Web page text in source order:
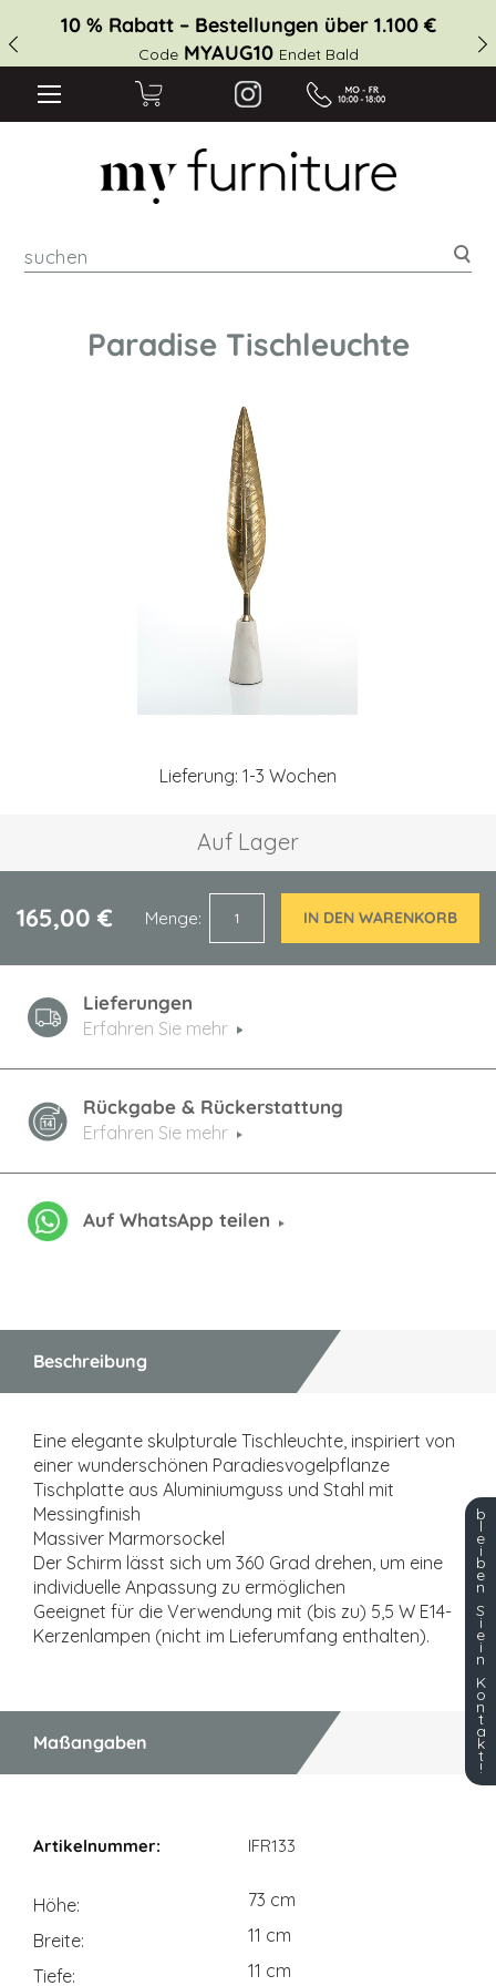
10 % Rabatt – Bestellungen über 1.100 €
CodeMYAUG10 Endet Bald
Paradise Tischleuchte
Lieferung: 1-3 Wochen
Auf Lager
165,00 € Menge IN DEN WARENKORB
Lieferungen
Erfahren Sie mehr
Rückgabe & Rückerstattung
Erfahren Sie mehr
Auf WhatsApp teilen
Beschreibung
Eine elegante skulpturale Tischleuchte, inspiriert von
einer wunderschönen Paradiesvogelpflanze
Tischplatte aus Aluminiumguss und Stahl mit
Messingfinish
Massiver Marmorsockel
Der Schirm lässt sich um 360 Grad drehen, um eine
individuelle Anpassung zu ermöglichen
Geeignet für die Verwendung mit (bis zu) 5,5 W E14-
Kerzenlampen (nicht im Lieferumfang enthalten).
Maßangaben
IFR133
Höhe
73 cm
Breite
11 cm
Tiefe
11 cm
b
l
e
i
b
e
n
S
i
e
i
n
K
o
n
t
a
k
t
!